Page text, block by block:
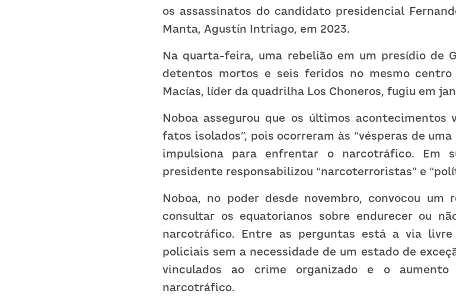
os assassinatos do candidato presidencial
Manta, Agustín Intriago, em 2023.
Na quarta-feira, uma rebelião em um presídio de
detentos mortos e seis feridos no mesmo centro
Macías, líder da quadrilha Los Choneros, fugiu em
Noboa assegurou que os últimos acontecimentos
fatos isolados”, pois ocorreram às “vésperas de
impulsiona para enfrentar o narcotráfico. Em
presidente responsabilizou “narcoterroristas” e
Noboa, no poder desde novembro, convocou um
consultar os equatorianos sobre endurecer ou
narcotráfico. Entre as perguntas está a via
policiais sem a necessidade de um estado de
vinculados ao crime organizado e o
narcotráfico.